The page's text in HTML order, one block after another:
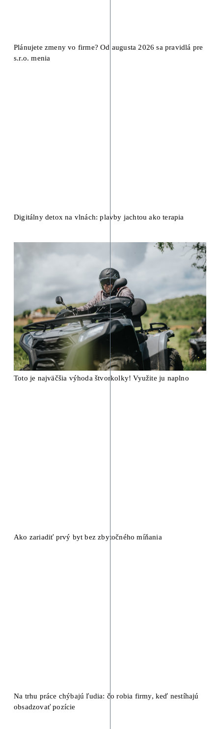
Plánujete zmeny vo firme? Od augusta 2026 sa pravidlá pre
s.r.o. menia
Digitálny detox na vlnách: plavby jachtou ako terapia
Toto je najväčšia výhoda štvorkolky! Využite ju naplno
Ako zariadiť prvý byt bez zbytočného míňania
Na trhu práce chýbajú ľudia: čo robia firmy, keď nestíhajú
obsadzovať pozície